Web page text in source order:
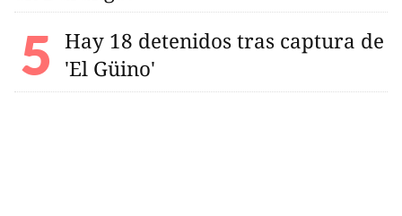
Hay 18 detenidos tras captura de
'El Güino'